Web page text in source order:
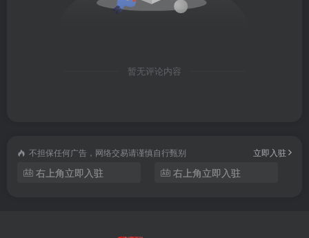
│││├──瞬间的永恒.mp4
│││├──多远都要在一起0.8x高潮好听.MP4
暂无评论内容
不担保任何广告，网络交易请谨慎自行甄别 立即入驻
右上角立即入驻 右上角立即入驻